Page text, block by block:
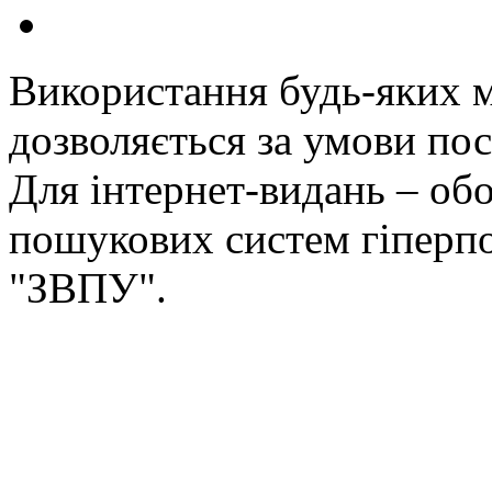
Використання будь-яких
дозволяється за умови
Для інтернет-видань –
пошукових систем
"ЗВПУ".